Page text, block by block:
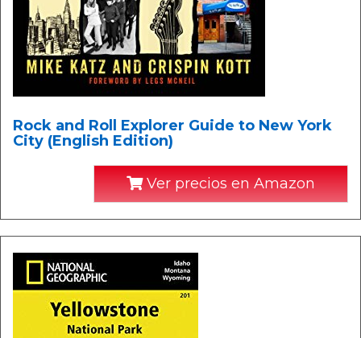
Rock and Roll Explorer Guide to New York
City (English Edition)
Ver precios en Amazon